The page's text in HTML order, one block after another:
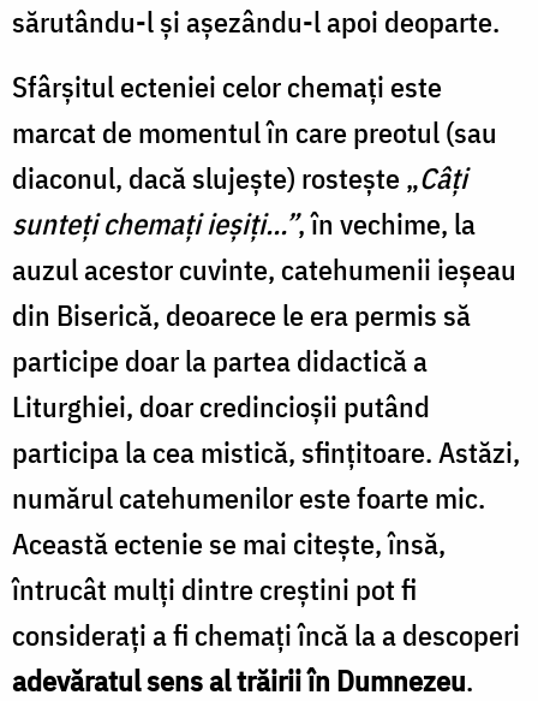
sărutându-l şi așezându-l apoi deoparte.
Sfârșitul ecteniei celor chemați este
marcat de momentul în care preotul (sau
diaconul, dacă slujește) rostește „Câți
sunteți chemați ieșiți…”, în vechime, la
auzul acestor cuvinte, catehumenii ieșeau
din Biserică, deoarece le era permis să
participe doar la partea didactică a
Liturghiei, doar credincioșii putând
participa la cea mistică, sfințitoare. Astăzi,
numărul catehumenilor este foarte mic.
Această ectenie se mai citește, însă,
întrucât mulți dintre creștini pot fi
considerați a fi chemați încă la a descoperi
adevăratul sens al trăirii în Dumnezeu.